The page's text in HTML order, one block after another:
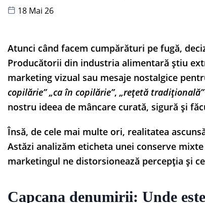
18 Mai 26
Atunci când facem cumpărături pe fugă,
Producătorii din industria alimentară știu
marketing vizual sau mesaje nostalgice
copilărie” „ca în copilărie”, „rețetă tradițională”
nostru ideea de mâncare curată, sigură și
Însă, de cele mai multe ori, realitatea
Astăzi analizăm eticheta unei conserve
marketingul ne distorsionează percepția și
Capcana denumirii: Unde